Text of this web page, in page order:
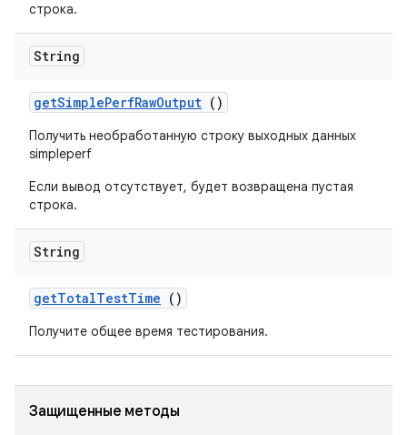
строка.
String
getSimplePerfRawOutput ()
Получить необработанную строку выходных данных
simpleperf
Если вывод отсутствует, будет возвращена пустая
строка.
String
getTotalTestTime ()
Получите общее время тестирования.
Защищенные методы